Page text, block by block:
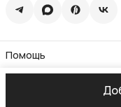
Помощь
Доставка